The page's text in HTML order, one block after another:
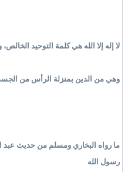
لا إله إلا الله هي كلمة التوحيد
وهي من الدين بمنزلة الرأس من
ما رواه البخاري ومسلم من حديث عبد
رسول الله